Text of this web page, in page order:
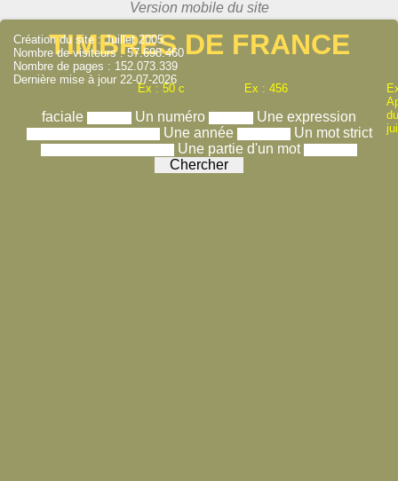
TIMBRES DE FRANCE
Ex : 50 c Ex : 456
faciale Un numéro
Une expression
Une année
Un mot strict
Une partie d'un mot
Création du site : Juillet 2005
Nombre de visiteurs : 57.698.460
Nombre de pages : 152.073.339
Dernière mise à jour 22-07-2026